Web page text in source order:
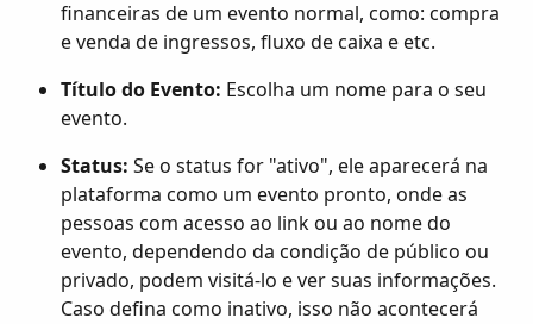
financeiras de um evento normal, como: compra
e venda de ingressos, fluxo de caixa e etc.
Título do Evento: Escolha um nome para o seu
evento.
Status: Se o status for "ativo", ele aparecerá na
plataforma como um evento pronto, onde as
pessoas com acesso ao link ou ao nome do
evento, dependendo da condição de público ou
privado, podem visitá-lo e ver suas informações.
Caso defina como inativo, isso não acontecerá